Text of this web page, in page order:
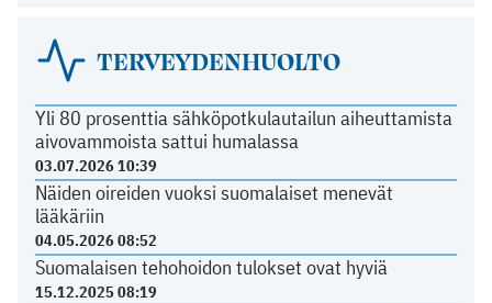
TERVEYDENHUOLTO
Yli 80 prosenttia sähköpotkulautailun aiheuttamista
aivovammoista sattui humalassa
03.07.2026 10:39
Näiden oireiden vuoksi suomalaiset menevät
lääkäriin
04.05.2026 08:52
Suomalaisen tehohoidon tulokset ovat hyviä
15.12.2025 08:19